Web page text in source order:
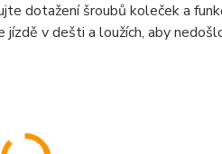
dotažení šroubů koleček a
jízdě v dešti a loužích, aby